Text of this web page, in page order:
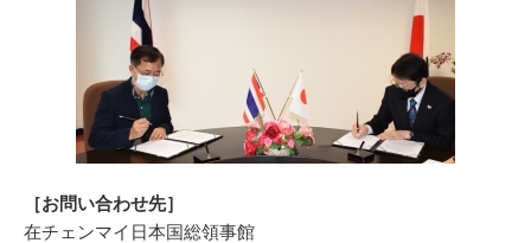
［お問い合わせ先］
在チェンマイ日本国総領事館